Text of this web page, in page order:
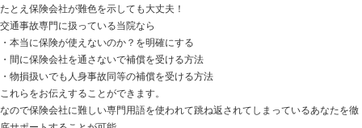
今回は交通事故後に発見されるヘルニアについて。
だいたいのケースで交通事故との因果関係は認められま
理不尽で納得いかないかと思いますが、今の制度上はこ
詳細は以下をお読みください。
基本的に事故発生後は骨に異常がないかレントゲンや